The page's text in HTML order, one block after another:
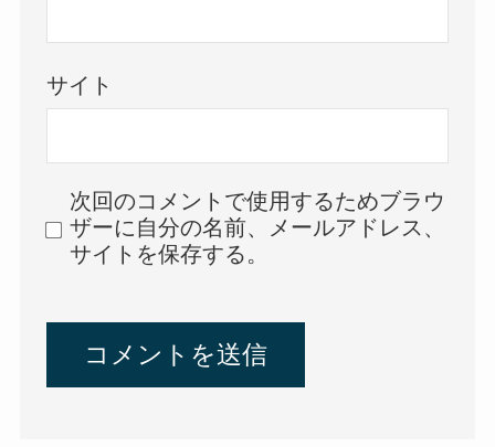
サイト
次回のコメントで使用するためブラウ
ザーに自分の名前、メールアドレス、
サイトを保存する。